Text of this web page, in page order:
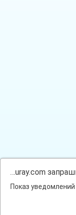
…uray.com
Показ уведомлений